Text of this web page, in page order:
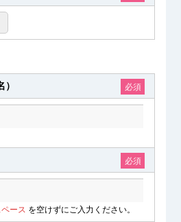
必須
必須
ペース を空けずにご入力ください。